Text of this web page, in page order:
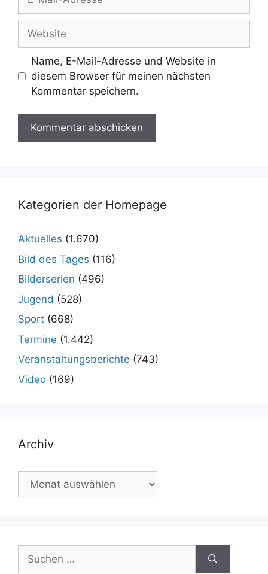
Mail-
Adresse
Name, E-Mail-Adresse und Website in
diesem Browser für meinen nächsten
Kommentar speichern.
Kategorien der Homepage
Aktuelles (1.670)
Bild des Tages (116)
Bilderserien (496)
Jugend (528)
Sport (668)
Termine (1.442)
Veranstaltungsberichte (743)
Video (169)
Archiv
Archiv
nach: